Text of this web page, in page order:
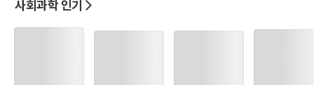
사회과학 인기